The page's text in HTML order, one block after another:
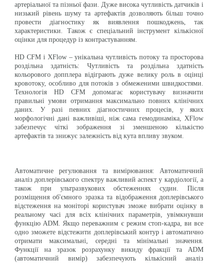
артеріальної та пізньої фази. Дуже висока чутливість датчиків і
низький рівень шуму та артефактів дозволяють більш точно
провести діагностику як виявлення пошкоджень, так
характеристики. Також є спеціальний інструмент кількісної
оцінки для процедур із контрастуванням.
HD CFM і XFlow – унікальна чутливість потоку та просторова
роздільна здатність: Чутливість та роздільна здатність
кольорового допплера відіграють дуже велику роль в оцінці
кровотоку, особливо для потоків з обмеженими швидкостями.
Технологія HD CFM допомагає користувачу визначити
правильні умови отримання максимально повних клінічних
даних. У разі певних діагностичних процесів, у яких
морфологічні дані важливіші, ніж сама гемодинаміка, XFlow
забезпечує чіткі зображення зі зменшеною кількістю
артефактів та знижує залежність від кута впливу звуком.
Автоматичне регулювання та вимірювання: Автоматичний
аналіз доплерівського спектру важливий аспект у кардіології, а
також при ультразвукових обстеженнях судин. Після
розміщення об'ємного зразка та відображення доплерівського
відстеження на моніторі користувач зможе вибрати оцінку в
реальному часі для всіх клінічних параметрів, увімкнувши
функцію ADM. Якщо переважним є режим стоп-кадра, ви все
одно зможете відстежити доплерівський контур і автоматично
отримати максимальні, середні та мінімальні значення.
Функції на зразок розрахунку викиду фракції та ADM
(автоматичний вимір) забезпечують кількісний аналіз